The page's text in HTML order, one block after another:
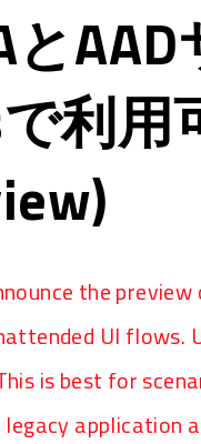
と
利用
the
UI
is best for
application